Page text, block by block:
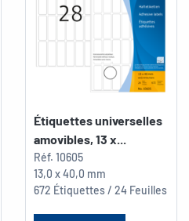
Étiquettes universelles
amovibles, 13 x...
Réf. 10605
13,0 x 40,0 mm
672 Étiquettes / 24 Feuilles